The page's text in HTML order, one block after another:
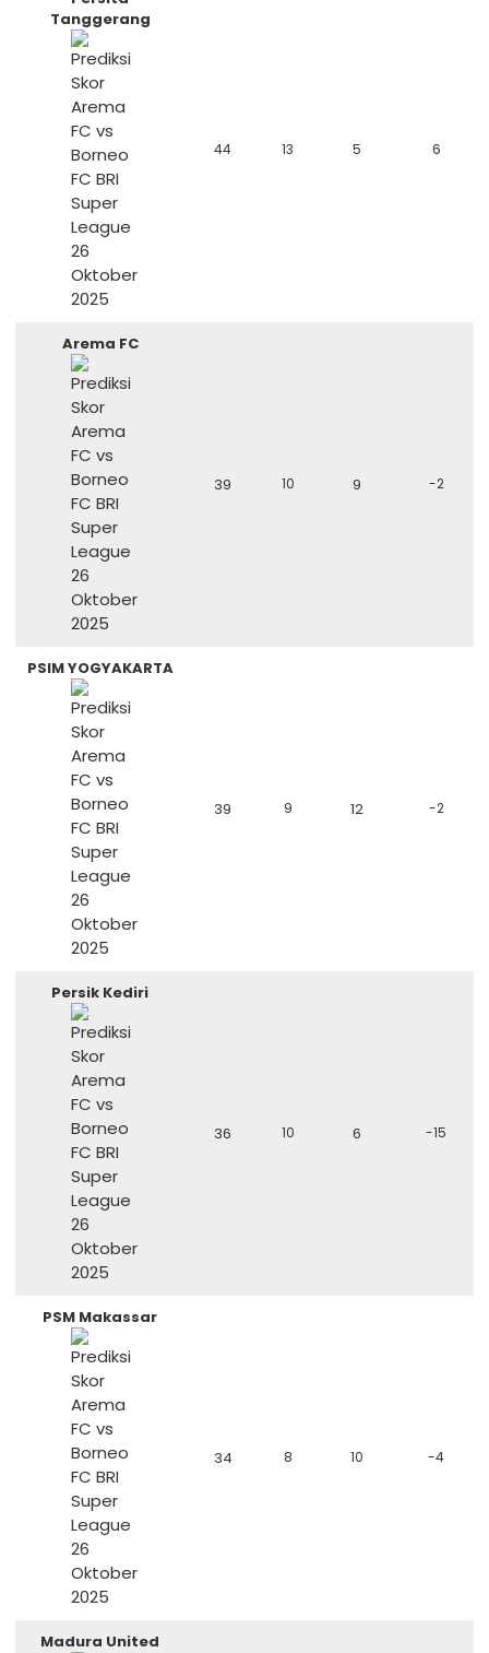
Tanggerang
44 13 5 6
Arema FC
39 10 9 -2
PSIM YOGYAKARTA
39 9 12 -2
Persik Kediri
36 10 6 -15
PSM Makassar
34 8 10 -4
Madura United